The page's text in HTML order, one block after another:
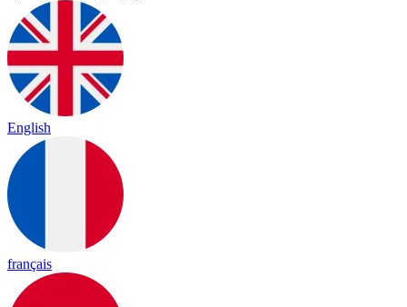
English
français